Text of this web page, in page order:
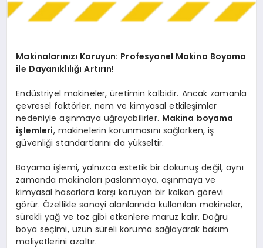
Makinalarınızı Koruyun: Profesyonel Makina Boyama
ile Dayanıklılığı Artırın!
Endüstriyel makineler, üretimin kalbidir. Ancak zamanla
çevresel faktörler, nem ve kimyasal etkileşimler
nedeniyle aşınmaya uğrayabilirler. Makina boyama
işlemleri, makinelerin korunmasını sağlarken, iş
güvenliği standartlarını da yükseltir.
Boyama işlemi, yalnızca estetik bir dokunuş değil, aynı
zamanda makinaları paslanmaya, aşınmaya ve
kimyasal hasarlara karşı koruyan bir kalkan görevi
görür. Özellikle sanayi alanlarında kullanılan makineler,
sürekli yağ ve toz gibi etkenlere maruz kalır. Doğru
boya seçimi, uzun süreli koruma sağlayarak bakım
maliyetlerini azaltır.